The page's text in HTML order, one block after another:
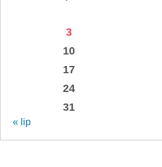
3
10
17
24
31
« lip